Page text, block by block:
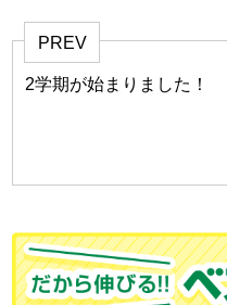
PREV
2学期が始まりました！